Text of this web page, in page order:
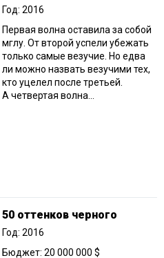
Год: 2016
Первая волна оставила за собой
мглу. От второй успели убежать
только самые везучие. Но едва
ли можно назвать везучими тех,
кто уцелел после третьей.
А четвертая волна...
50 оттенков черного
Год: 2016
Бюджет: 20 000 000 $